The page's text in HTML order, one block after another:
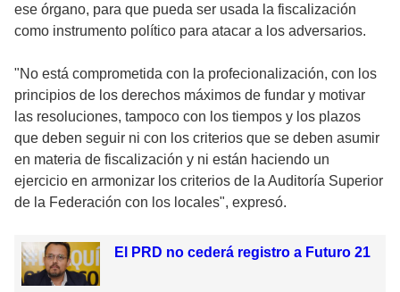
ese órgano, para que pueda ser usada la fiscalización
como instrumento político para atacar a los adversarios.
"No está comprometida con la profecionalización, con los
principios de los derechos máximos de fundar y motivar
las resoluciones, tampoco con los tiempos y los plazos
que deben seguir ni con los criterios que se deben asumir
en materia de fiscalización y ni están haciendo un
ejercicio en armonizar los criterios de la Auditoría Superior
de la Federación con los locales", expresó.
El PRD no cederá registro a Futuro 21